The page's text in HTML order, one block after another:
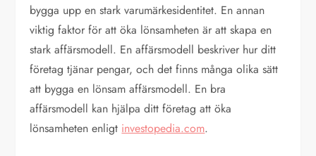
bygga upp en stark varumärkesidentitet. En annan
viktig faktor för att öka lönsamheten är att skapa en
stark affärsmodell. En affärsmodell beskriver hur ditt
företag tjänar pengar, och det finns många olika sätt
att bygga en lönsam affärsmodell. En bra
affärsmodell kan hjälpa ditt företag att öka
lönsamheten enligt investopedia.com.